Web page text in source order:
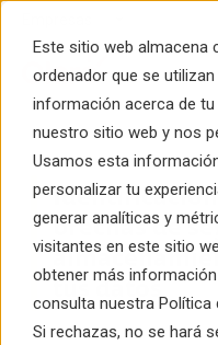
Este sitio web almacena
ordenador que se
información acerca de
nuestro sitio web y nos
Usamos esta
personalizar tu
generar analíticas y
visitantes en este sitio
obtener más
consulta nuestra Política
Si rechazas, no se hará
Identificación
brechas de
tus datos